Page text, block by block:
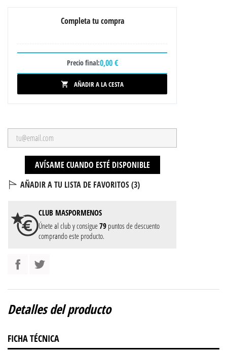
Completa tu compra
Precio final:0,00 €
 AÑADIR A LA CESTA
AVÍSAME CUANDO ESTÉ DISPONIBLE
AÑADIR A TU LISTA DE FAVORITOS (3)
CLUB MASPORMENOS
Únete al club y consigue79 puntos de descuento
comprando este producto.
Detalles del producto
FICHA TÉCNICA